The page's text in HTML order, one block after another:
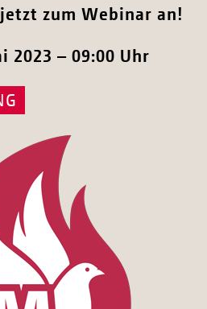
zum Webinar an!
2023 – 09:00 Uhr